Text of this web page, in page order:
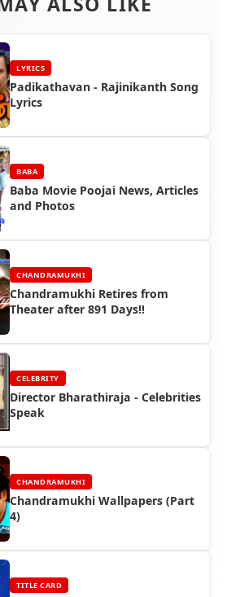
LYRICS
Padikathavan - Rajinikanth Song
Lyrics
BABA
Baba Movie Poojai News, Articles
and Photos
CHANDRAMUKHI
Chandramukhi Retires from
Theater after 891 Days!!
CELEBRITY
Director Bharathiraja - Celebrities
Speak
CHANDRAMUKHI
Chandramukhi Wallpapers (Part
4)
TITLE CARD